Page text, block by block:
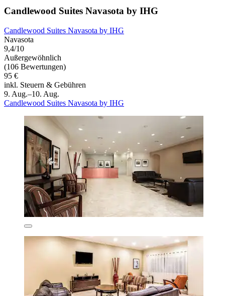
Candlewood Suites Navasota by IHG
Candlewood Suites Navasota by IHG
Navasota
9,4/10
Außergewöhnlich
(106 Bewertungen)
95 €
inkl. Steuern & Gebühren
9. Aug.–10. Aug.
Candlewood Suites Navasota by IHG